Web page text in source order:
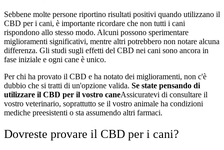
Sebbene molte persone riportino risultati positivi quando utilizzano il
CBD per i cani, è importante ricordare che non tutti i cani
rispondono allo stesso modo. Alcuni possono sperimentare
miglioramenti significativi, mentre altri potrebbero non notare alcuna
differenza. Gli studi sugli effetti del CBD nei cani sono ancora in
fase iniziale e ogni cane è unico.
Per chi ha provato il CBD e ha notato dei miglioramenti, non c'è
dubbio che si tratti di un'opzione valida. Se state pensando di
utilizzare il CBD per il vostro caneAssicuratevi di consultare il
vostro veterinario, soprattutto se il vostro animale ha condizioni
mediche preesistenti o sta assumendo altri farmaci.
Dovreste provare il CBD per i cani?